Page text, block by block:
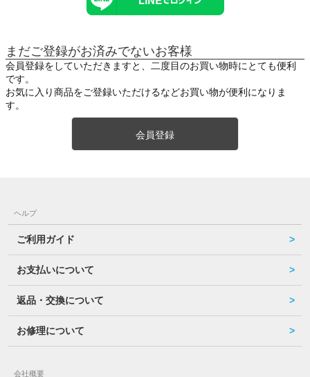
まだご登録がお済みでないお客様
会員登録をしていただきますと、二度目のお買い物時にとても便利
です。
お気に入り商品をご登録いただけるなどお買い物が便利になりま
す。
会員登録
ヘルプ
ご利用ガイド
お支払いについて
返品・交換について
お修理について
会社概要